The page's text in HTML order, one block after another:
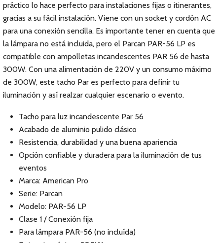
práctico lo hace perfecto para instalaciones fijas o itinerantes,
gracias a su fácil instalación. Viene con un socket y cordón AC
para una conexión sencilla. Es importante tener en cuenta que
la lámpara no está incluida, pero el Parcan PAR-56 LP es
compatible con ampolletas incandescentes PAR 56 de hasta
300W. Con una alimentación de 220V y un consumo máximo
de 300W, este tacho Par es perfecto para definir tu
iluminación y así realzar cualquier escenario o evento.
Tacho para luz incandescente Par 56
Acabado de aluminio pulido clásico
Resistencia, durabilidad y una buena apariencia
Opción confiable y duradera para la iluminación de tus
eventos
Marca: American Pro
Serie: Parcan
Modelo: PAR-56 LP
Clase 1 / Conexión fija
Para lámpara PAR-56 (no incluída)